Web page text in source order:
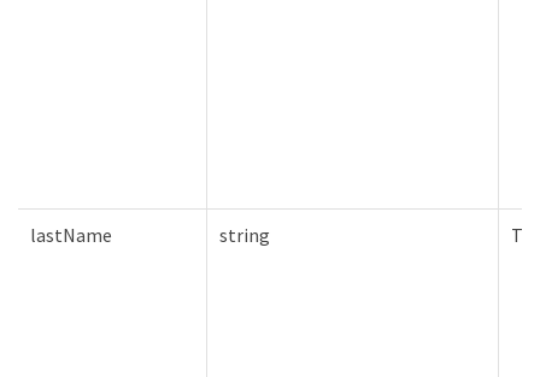
lastName string